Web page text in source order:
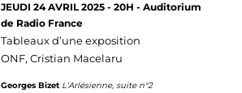
JEUDI 24 AVRIL 2025 - 20H - Auditorium
de Radio France
Tableaux d’une exposition
ONF, Cristian Macelaru
Georges Bizet L’Arlésienne, suite n°2